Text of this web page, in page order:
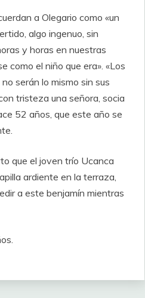
a Olegario como «un
algo ingenuo, sin
y horas en nuestras
como el niño que era». «Los
serán lo mismo sin sus
tristeza una señora, socia
52 años, que este año se
que el joven trío Ucanca
ardiente en la terraza,
a este benjamín mientras